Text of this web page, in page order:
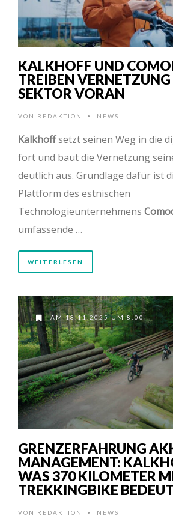
KALKHOFF UND
TREIBEN
SEKTOR VORAN
VON REDAKTION • NEWS
Kalkhoffsetzt seinen Weg in die
fort und baut die Vernetzung
deutlich aus. Grundlage dafür ist
Plattform des estnischen
Technologieunternehmens
umfassende …
WEITERLESEN
AM 18.11.2025 UM 8:00
GRENZERFAHRUNG
MANAGEMENT:
WAS 370 KILOMETER
TREKKINGBIKE
VON REDAKTION • NEWS